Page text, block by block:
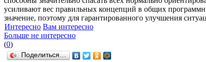
усиливают вес правильных концепций в общих
значение, поэтому для гарантированного улучшения
Интересно Вам интересно
Больше не интересно
(0)
Поделиться…